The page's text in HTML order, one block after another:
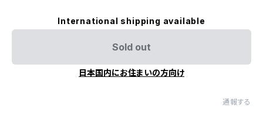
International shipping available
Sold out
日本国内にお住まいの方向け
通報する